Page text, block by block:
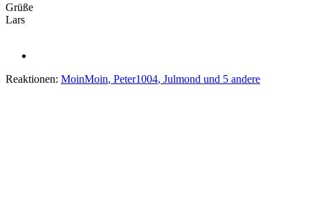
Grüße
Lars
Reaktionen: MoinMoin, Peter1004, Julmond und 5 andere